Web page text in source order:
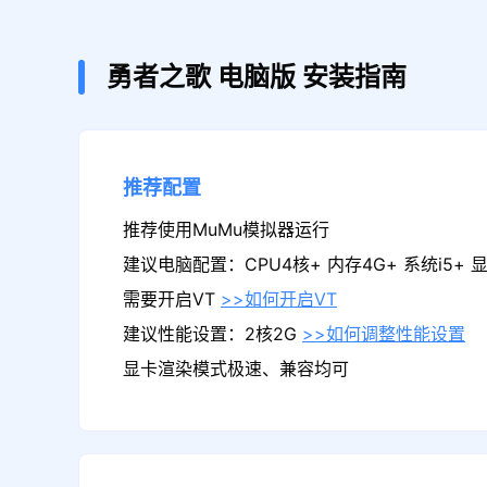
勇者之歌 电脑版 安装指南
推荐配置
推荐使用MuMu模拟器运行
建议电脑配置：CPU4核+ 内存4G+ 系统i5+
需要开启VT >>如何开启VT
建议性能设置：2核2G >>如何调整性能设置
显卡渲染模式极速、兼容均可